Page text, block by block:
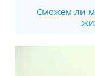
Сможем ли